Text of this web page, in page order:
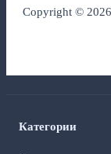
Copyright ©
Категории